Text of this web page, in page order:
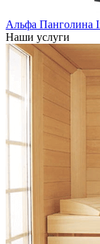
Альфа Панголина
Наши услуги